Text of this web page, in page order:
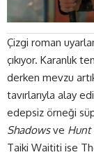
Çizgi roman
çıkıyor. Karanlık
derken mevzu
tavırlarıyla alay
edepsiz örneği
Shadowsve Hunt
Taiki Waititi ise